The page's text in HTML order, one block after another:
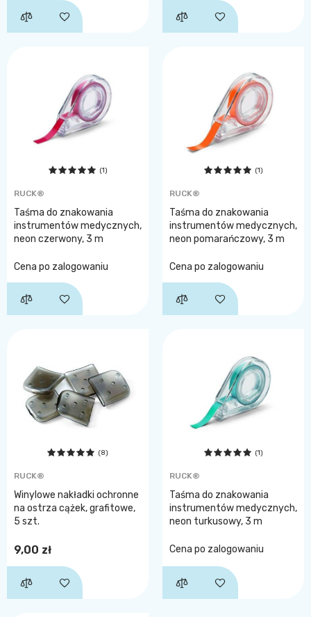
(1)
RUCK®
Taśma do znakowania
instrumentów medycznych,
neon czerwony, 3 m
Cena po zalogowaniu
(1)
RUCK®
Taśma do znakowania
instrumentów medycznych,
neon pomarańczowy, 3 m
Cena po zalogowaniu
(8)
RUCK®
Winylowe nakładki ochronne
na ostrza cążek, grafitowe,
5 szt.
9,00 zł
(1)
RUCK®
Taśma do znakowania
instrumentów medycznych,
neon turkusowy, 3 m
Cena po zalogowaniu